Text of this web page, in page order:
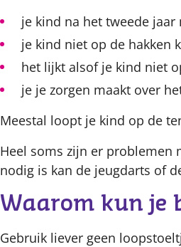
je kind na het tweede
je kind niet op de hakken
het lijkt alsof je kind niet
je je zorgen maakt over
Meestal loopt je kind op de
Heel soms zijn er problemen
nodig is kan de jeugdarts of
Waarom kun je
Gebruik liever geen